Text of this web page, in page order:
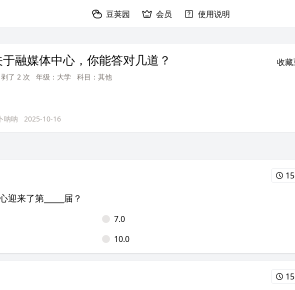
豆荚园 会员 使用说明
于融媒体中心，你能答对几道？ 收
剥了 2 次 年级：大学 科目：其他
卜呐呐 2025-10-16
来了第_____届？
7.0
10.0